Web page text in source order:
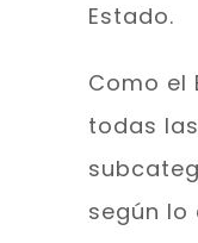
Estado.
Como el
todas
según lo